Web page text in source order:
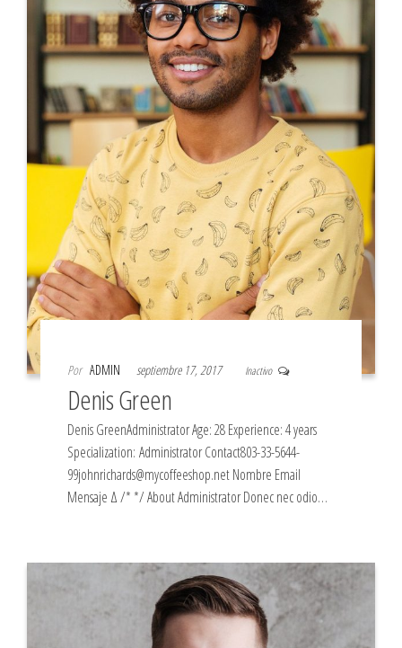
Por ADMIN septiembre 17, 2017 Inactivo
Denis Green
Denis GreenAdministrator Age: 28 Experience: 4 years
Specialization: Administrator Contact803-33-5644-
99johnrichards@mycoffeeshop.net Nombre Email
Mensaje Δ /* */ About Administrator Donec nec odio…